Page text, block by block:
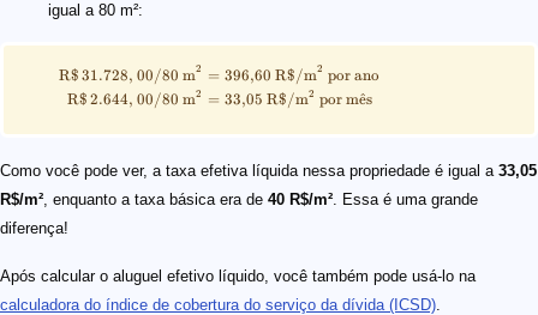
igual a 80 m²:
R$ 31.728, 00/80 m2
R$ 2.644, 00/80 m2
= 396,60 R$ /m2 por ano
= 33,05 R$ /m2 por me
ˆs
Como você pode ver, a taxa efetiva líquida nessa propriedade é igual a 33,05
R$/m² , enquanto a taxa básica era de 40 R$/m² . Essa é uma grande
diferença!
Após calcular o aluguel efetivo líquido, você também pode usá-lo na
calculadora do índice de cobertura do serviço da dívida (ICSD)